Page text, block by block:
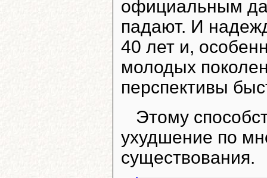
официальным
падают. И
40 лет и,
молодых
перспективы
Этому
ухудшение по
существования.